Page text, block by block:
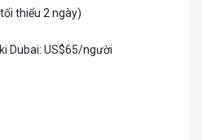
thiểu 2 ngày)
US$65/người